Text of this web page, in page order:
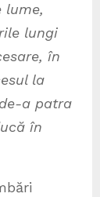
lume,
lungi
în
la
a patra
în